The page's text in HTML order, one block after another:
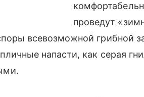
проведут
всевозможной грибной
напасти, как серая